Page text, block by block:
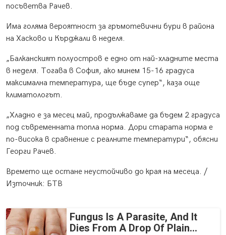
посъветва Рачев.
Има голяма вероятност за гръмотевични бури в района
на Хасково и Кърджали в неделя.
„Балканският полуостров е едно от най-хладните места
в неделя. Тогава в София, ако минем 15-16 градуса
максимална температура, ще бъде супер“, каза още
климатологът.
„Хладно е за месец май, продължаваме да бъдем 2 градуса
под съвременната топла норма. Дори старата норма е
по-висока в сравнение с реалните температури“, обясни
Георги Рачев.
Времето ще остане неустойчиво до края на месеца. /
Източник: БТВ
Fungus Is A Parasite, And It
Dies From A Drop Of Plain...